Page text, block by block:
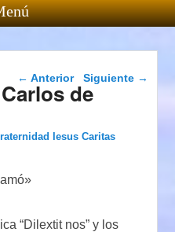
Navegación de
entradas
← Anterior Siguiente →
de
Iesus Caritas
“Dilextit nos” y los